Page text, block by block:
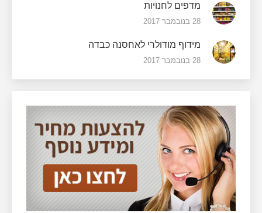
מדפים לחנויות
28 בנובמבר 2017
מידוף מודולרי לאחסנה כבדה
28 בנובמבר 2017